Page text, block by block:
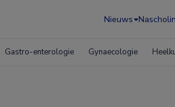
Nieuws
Gastro-enterologie Gynaecologie